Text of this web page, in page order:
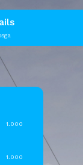
1.000
1.000